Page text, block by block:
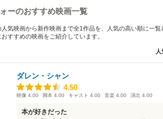
ーのおすすめ映画一覧
気映画から新作映画まで全1作品を、人気の高い順に一
すすめの映画をご紹介しています。
人
ダレン・シャン
4.50
4.50
映像 4.00 脚本 4.00 キャスト 4.00 音楽 4.00 演出 4.00
本が好きだった